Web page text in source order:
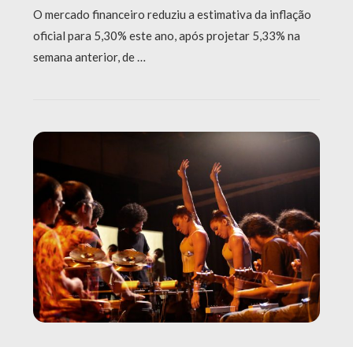
O mercado financeiro reduziu a estimativa da inflação
oficial para 5,30% este ano, após projetar 5,33% na
semana anterior, de …